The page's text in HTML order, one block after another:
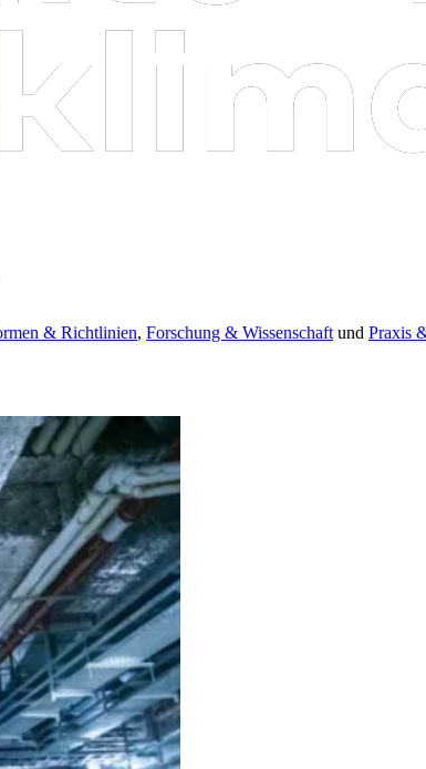
& Richtlinien, Forschung & Wissenschaft und Praxis